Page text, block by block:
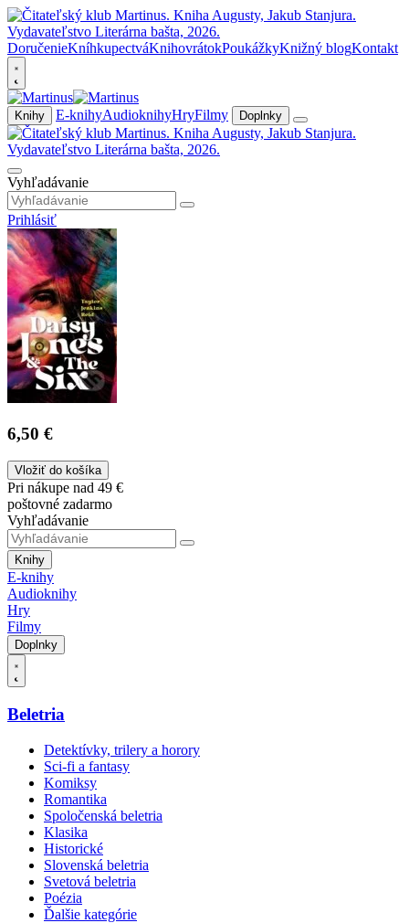
DoručenieKníhkupectváKnihovrátokPoukážkyKnižný blogKontakt
Knihy E-knihyAudioknihyHryFilmy Doplnky
Vyhľadávanie
Prihlásiť
6,50 €
Vložiť do košíka
Pri nákupe nad 49 €
poštovné zadarmo
Vyhľadávanie
Knihy
E-knihy
Audioknihy
Hry
Filmy
Doplnky
Beletria
Detektívky, trilery a horory
Sci-fi a fantasy
Komiksy
Romantika
Spoločenská beletria
Klasika
Historické
Slovenská beletria
Svetová beletria
Poézia
Ďalšie kategórie